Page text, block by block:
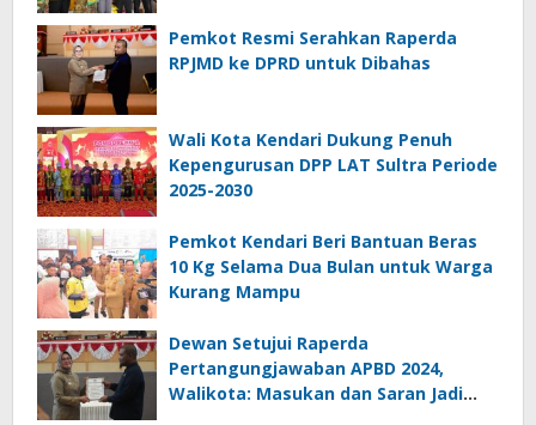
Pemkot Resmi Serahkan Raperda
RPJMD ke DPRD untuk Dibahas
Wali Kota Kendari Dukung Penuh
Kepengurusan DPP LAT Sultra Periode
2025-2030
Pemkot Kendari Beri Bantuan Beras
10 Kg Selama Dua Bulan untuk Warga
Kurang Mampu
Dewan Setujui Raperda
Pertangungjawaban APBD 2024,
Walikota: Masukan dan Saran Jadi